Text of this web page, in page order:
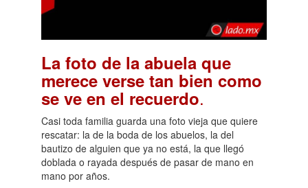
La foto de la abuela que
merece verse tan bien como
se ve en el recuerdo.
Casi toda familia guarda una foto vieja que quiere
rescatar: la de la boda de los abuelos, la del
bautizo de alguien que ya no está, la que llegó
doblada o rayada después de pasar de mano en
mano por años.